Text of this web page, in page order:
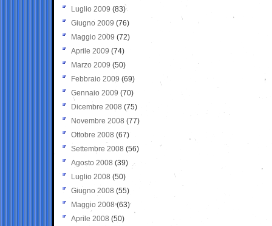
Luglio 2009 (83)
Giugno 2009 (76)
Maggio 2009 (72)
Aprile 2009 (74)
Marzo 2009 (50)
Febbraio 2009 (69)
Gennaio 2009 (70)
Dicembre 2008 (75)
Novembre 2008 (77)
Ottobre 2008 (67)
Settembre 2008 (56)
Agosto 2008 (39)
Luglio 2008 (50)
Giugno 2008 (55)
Maggio 2008(63)
Aprile 2008 (50)